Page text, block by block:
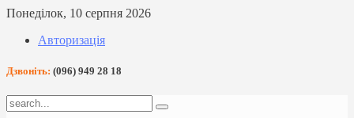
Понеділок, 10 серпня 2026
Авторизація
Дзвоніть: (096) 949 28 18